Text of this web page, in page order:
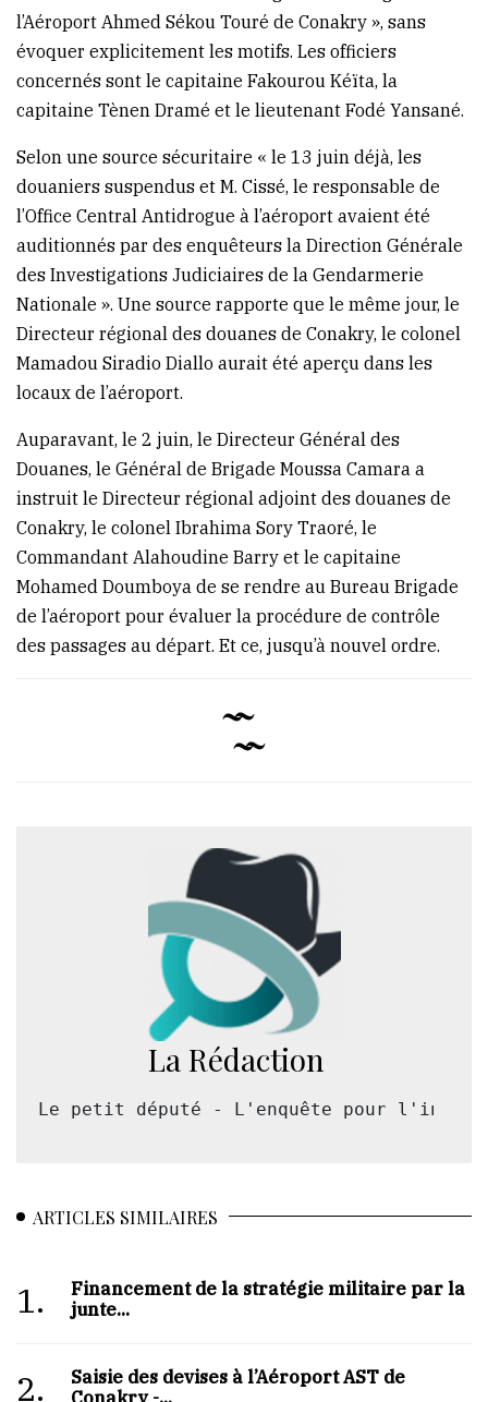
l’Aéroport Ahmed Sékou Touré de Conakry », sans
évoquer explicitement les motifs. Les officiers
concernés sont le capitaine Fakourou Kéïta, la
capitaine Tènen Dramé et le lieutenant Fodé Yansané.
Selon une source sécuritaire « le 13 juin déjà, les
douaniers suspendus et M. Cissé, le responsable de
l’Office Central Antidrogue à l’aéroport avaient été
auditionnés par des enquêteurs la Direction Générale
des Investigations Judiciaires de la Gendarmerie
Nationale ». Une source rapporte que le même jour, le
Directeur régional des douanes de Conakry, le colonel
Mamadou Siradio Diallo aurait été aperçu dans les
locaux de l’aéroport.
Auparavant, le 2 juin, le Directeur Général des
Douanes, le Général de Brigade Moussa Camara a
instruit le Directeur régional adjoint des douanes de
Conakry, le colonel Ibrahima Sory Traoré, le
Commandant Alahoudine Barry et le capitaine
Mohamed Doumboya de se rendre au Bureau Brigade
de l’aéroport pour évaluer la procédure de contrôle
des passages au départ. Et ce, jusqu’à nouvel ordre.
La Rédaction
Le petit député - L'enquête pour
ARTICLES SIMILAIRES
1.
Financement de la stratégie militaire par la
junte...
2.
Saisie des devises à l’Aéroport AST de
Conakry -...